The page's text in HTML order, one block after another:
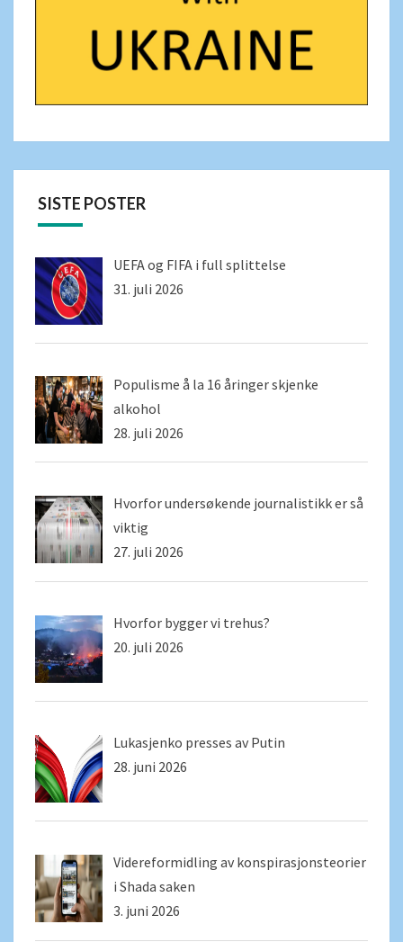
SISTE POSTER
UEFA og FIFA i full splittelse
31. juli 2026
Populisme å la 16 åringer skjenke
alkohol
28. juli 2026
Hvorfor undersøkende journalistikk er så
viktig
27. juli 2026
Hvorfor bygger vi trehus?
20. juli 2026
Lukasjenko presses av Putin
28. juni 2026
Videreformidling av konspirasjonsteorier
i Shada saken
3. juni 2026